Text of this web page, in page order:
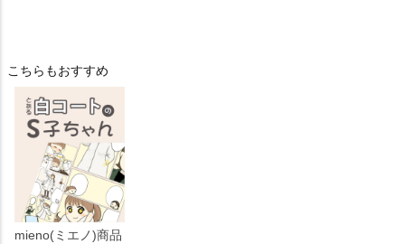
こちらもおすすめ
mieno(ミエノ)商品